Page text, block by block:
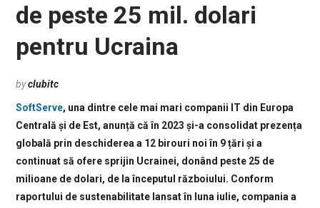
de peste 25 mil. dolari
pentru Ucraina
byclubitc
SoftServe, una dintre cele mai mari companii IT din Europa
Centrală și de Est, anunță că în 2023 și-a consolidat prezența
globală prin deschiderea a 12 birouri noi în 9 țări și a
continuat să ofere sprijin Ucrainei, donând peste 25 de
milioane de dolari, de la începutul războiului. Conform
raportului de sustenabilitate lansat în luna iulie, compania a